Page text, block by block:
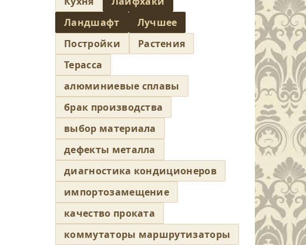
Ландшафт
Лучшее
Постройки
Растения
Терасса
алюминиевые сплавы
брак производства
выбор материала
дефекты металла
диагностика кондиционеров
импортозамещение
качество проката
коммутаторы маршрутизаторы